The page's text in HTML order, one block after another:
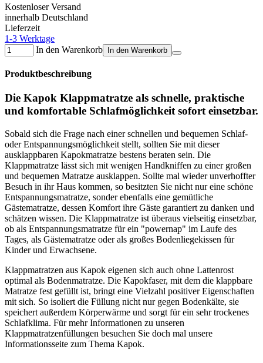
Kostenloser Versand
innerhalb Deutschland
Lieferzeit
1-3 Werktage
In den Warenkorb
In den Warenkorb
Produktbeschreibung
Die Kapok Klappmatratze als schnelle, praktische
und komfortable Schlafmöglichkeit sofort einsetzbar.
Sobald sich die Frage nach einer schnellen und bequemen Schlaf-
oder Entspannungsmöglichkeit stellt, sollten Sie mit dieser
ausklappbaren Kapokmatratze bestens beraten sein. Die
Klappmatratze lässt sich mit wenigen Handkniffen zu einer großen
und bequemen Matratze ausklappen. Sollte mal wieder unverhoffter
Besuch in ihr Haus kommen, so besitzten Sie nicht nur eine schöne
Entspannungsmatratze, sonder ebenfalls eine gemütliche
Gästematratze, dessen Komfort ihre Gäste garantiert zu danken und
schätzen wissen. Die Klappmatratze ist überaus vielseitig einsetzbar,
ob als Entspannungsmatratze für ein "powernap" im Laufe des
Tages, als Gästematratze oder als großes Bodenliegekissen für
Kinder und Erwachsene.
Klappmatratzen aus Kapok eigenen sich auch ohne Lattenrost
optimal als Bodenmatratze. Die Kapokfaser, mit dem die klappbare
Matratze fest gefüllt ist, bringt eine Vielzahl positiver Eigenschaften
mit sich. So isoliert die Füllung nicht nur gegen Bodenkälte, sie
speichert außerdem Körperwärme und sorgt für ein sehr trockenes
Schlafklima. Für mehr Informationen zu unseren
Klappmatratzenfüllungen besuchen Sie doch mal unsere
Informationsseite zum Thema Kapok.